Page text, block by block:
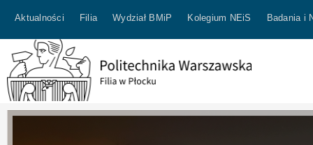
Aktualności Filia Wydział BMiP Kolegium NEiS Badania i